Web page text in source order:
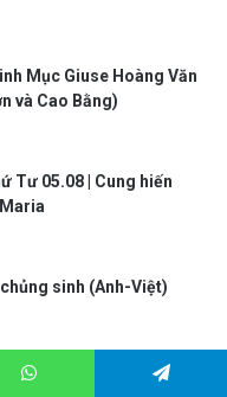
Mục Giuse Hoàng Văn
và Cao Bằng)
Tư 05.08 | Cung hiến
sinh (Anh-Việt)